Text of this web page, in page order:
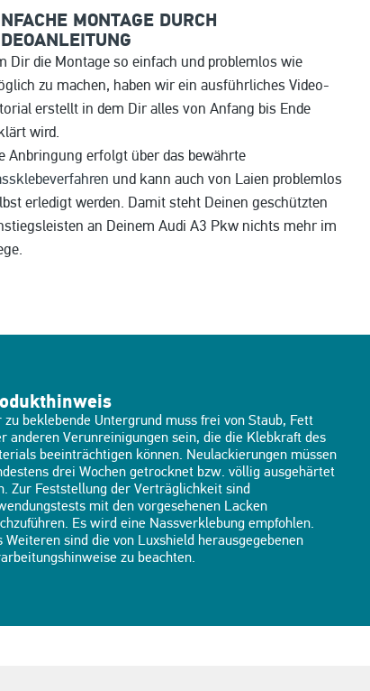
MONTAGE DURCH
Dir die Montage so einfach und problemlos wie
zu machen, haben wir ein ausführliches Video-
erstellt in dem Dir alles von Anfang bis Ende
wird.
Anbringung erfolgt über das bewährte
und kann auch von Laien problemlos
erledigt werden. Damit steht Deinen geschützten
an Deinem Audi A3 Pkw nichts mehr im
zu beklebende Untergrund muss frei von Staub, Fett
anderen Verunreinigungen sein, die die Klebkraft des
beeinträchtigen können. Neulackierungen müssen
drei Wochen getrocknet bzw. völlig ausgehärtet
Zur Feststellung der Verträglichkeit sind
mit den vorgesehenen Lacken
Es wird eine Nassverklebung empfohlen.
Weiteren sind die von Luxshield herausgegebenen
zu beachten.